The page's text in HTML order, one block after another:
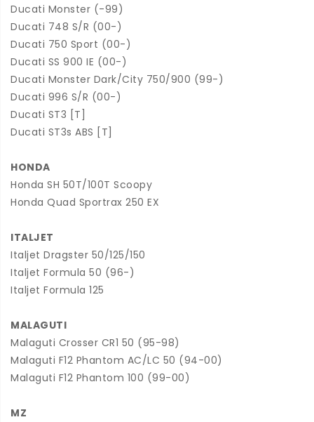
Ducati Monster (-99)
Ducati 748 S/R (00-)
Ducati 750 Sport (00-)
Ducati SS 900 IE (00-)
Ducati Monster Dark/City 750/900 (99-)
Ducati 996 S/R (00-)
Ducati ST3 [T]
Ducati ST3s ABS [T]
HONDA
Honda SH 50T/100T Scoopy
Honda Quad Sportrax 250 EX
ITALJET
Italjet Dragster 50/125/150
Italjet Formula 50 (96-)
Italjet Formula 125
MALAGUTI
Malaguti Crosser CR1 50 (95-98)
Malaguti F12 Phantom AC/LC 50 (94-00)
Malaguti F12 Phantom 100 (99-00)
MZ